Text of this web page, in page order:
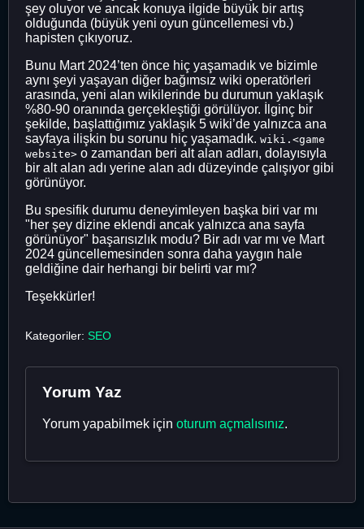
şey oluyor ve ancak konuya ilgide büyük bir artış
olduğunda (büyük yeni oyun güncellemesi vb.)
hapisten çıkıyoruz.
Bunu Mart 2024’ten önce hiç yaşamadık ve bizimle
aynı şeyi yaşayan diğer bağımsız wiki operatörleri
arasında, yeni alan wikilerinde bu durumun yaklaşık
%80-90 oranında gerçekleştiği görülüyor. İlginç bir
şekilde, başlattığımız yaklaşık 5 wiki’de yalnızca ana
sayfaya ilişkin bu sorunu hiç yaşamadık. wiki.<game
website> o zamandan beri alt alan adları, dolayısıyla
bir alt alan adı yerine alan adı düzeyinde çalışıyor gibi
görünüyor.
Bu spesifik durumu deneyimleyen başka biri var mı
"her şey dizine eklendi ancak yalnızca ana sayfa
görünüyor" başarısızlık modu? Bir adı var mı ve Mart
2024 güncellemesinden sonra daha yaygın hale
geldiğine dair herhangi bir belirti var mı?
Teşekkürler!
Kategoriler: SEO
Yorum Yaz
Yorum yapabilmek için oturum açmalısınız.